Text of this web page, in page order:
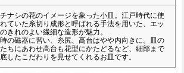
ナシの花のイメージを象った小皿。江戸時代に使
ていた糸切り成形と呼ばれる手法を用いた、エッ
きれのよい繊細な造形が魅力。
の磁器に習い、糸尻、高台はやや内向きに。皿の
ちにあわせ高台も花型にかたどるなど、細部まで
したこだわりを見せてくれるお皿です。